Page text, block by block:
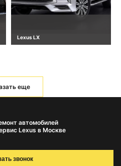
Lexus LX
еще
автомобилей
Lexus в Москве
звонок